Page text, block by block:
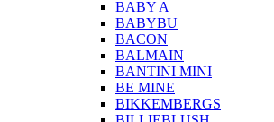
BABY A
BABYBU
BACON
BALMAIN
BANTINI MINI
BE MINE
BIKKEMBERGS